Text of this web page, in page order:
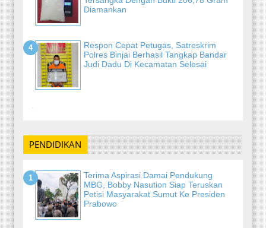
Diamankan
Respon Cepat Petugas, Satreskrim
Polres Binjai Berhasil Tangkap Bandar
Judi Dadu Di Kecamatan Selesai
-
PENDIDIKAN
Terima Aspirasi Damai Pendukung
MBG, Bobby Nasution Siap Teruskan
Petisi Masyarakat Sumut Ke Presiden
Prabowo